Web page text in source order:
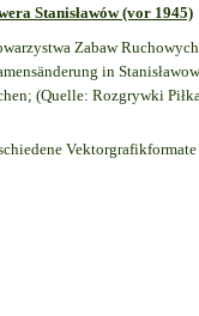
Stanisławów (vor 1945)
Zabaw
in
(Quelle: Rozgrywki